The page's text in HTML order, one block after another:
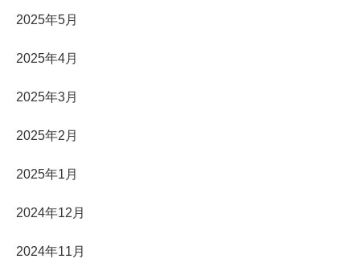
2025年5月
2025年4月
2025年3月
2025年2月
2025年1月
2024年12月
2024年11月